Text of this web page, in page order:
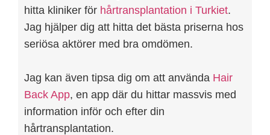
hitta kliniker för hårtransplantation i Turkiet.
Jag hjälper dig att hitta det bästa priserna hos
seriösa aktörer med bra omdömen.
Jag kan även tipsa dig om att använda Hair
Back App, en app där du hittar massvis med
information inför och efter din
hårtransplantation.